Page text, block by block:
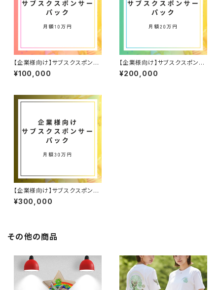
【企業様向け】サブスクスポンサ
ー10万パック
¥100,000
【企業様向け】サブスクスポンサ
ー20万パック
¥200,000
【企業様向け】サブスクスポンサ
ー30万パック
¥300,000
その他の商品